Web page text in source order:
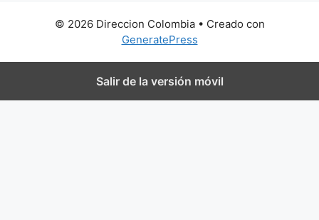
© 2026 Direccion Colombia• Creado con
GeneratePress
Salir de la versión móvil